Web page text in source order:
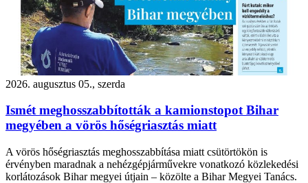
2026. augusztus 05., szerda
Ismét meghosszabbították a kamionstopot Bihar
megyében a vörös hőségriasztás miatt
A vörös hőségriasztás meghosszabbítása miatt csütörtökön is
érvényben maradnak a nehézgépjárművekre vonatkozó közlekedési
korlátozások Bihar megyei útjain – közölte a Bihar Megyei Tanács.